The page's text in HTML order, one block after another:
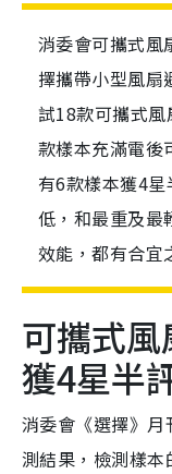
消委會可攜式風
擇攜帶小型風扇
試18款可攜式
款樣本充滿電後
有6款樣本獲4
低，和最重及最
效能，都有合宜
可攜式
獲4星半
消委會《選擇》
測結果，檢測樣